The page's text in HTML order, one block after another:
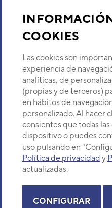
COOKIES
Las cookies son
experiencia de
analíticas, de
(propias y de terceros)
en hábitos de
personalizado. Al hacer
consientes que todas
dispositivo o puedes
uso pulsando en
Política de privacidad y
actualizadas.
CONFIGURAR
Aire acondicionado y
Recambios
Sobre Nosotros